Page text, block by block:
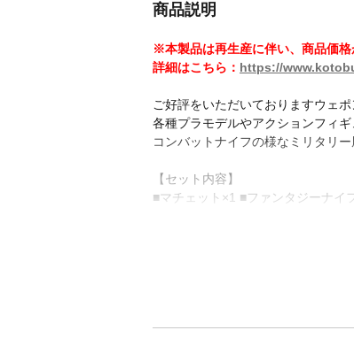
商品説明
※本製品は再生産に伴い、商品価格
詳細はこちら： https://
ご好評をいただいておりますウェ
各種プラモデルやアクションフィ
コンバットナイフの様なミリタリ
【セット内容】
■マチェット×1 ■ファンタジーナイ